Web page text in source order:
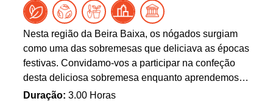
Nesta região da Beira Baixa, os nógados surgiam
como uma das sobremesas que deliciava as épocas
festivas. Convidamo-vos a participar na confeção
desta deliciosa sobremesa enquanto aprendemos
mais sobre a ciência por detrás desta iguaria, e
Duração: 3.00 Horas